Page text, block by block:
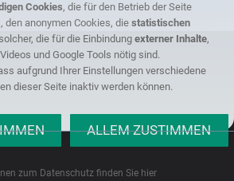
Cookies, die für den Betrieb der Seite
den anonymen Cookies, die statistischen
die für die Einbindung externer Inhalte,
und Google Tools nötig sind.
aufgrund Ihrer Einstellungen verschiedene
dieser Seite inaktiv werden können.
zum Datenschutz finden Sie hier